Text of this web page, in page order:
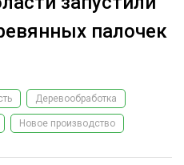
палочек
Деревообработка
Новое производство